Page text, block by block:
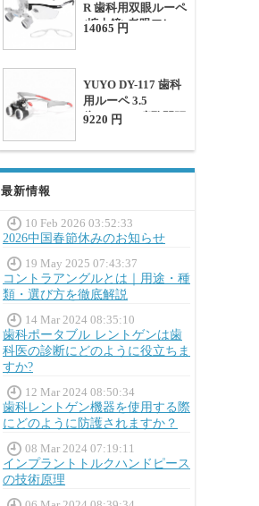
R 歯科用双眼ルーペ
(拡大鏡) 老眼フレー
14065 円
YUYO DY-117 歯科
用ルーペ 3.5
倍-420mm 瞳孔間距
9220 円
最新情報
10 Feb 2026 03:52:33
2026中国春節休みのお知らせ
19 May 2025 07:43:37
コントラアングルとは｜用途・種
類・選び方を徹底解説
14 Mar 2024 08:35:10
歯科ポータブル レントゲンは歯
科医の診断にどのように役立ちま
すか?
12 Mar 2024 08:50:34
歯科レントゲン機器を使用する際
にどのように防護されますか？
08 Mar 2024 07:19:11
インプラントトルクハンドピース
の技術原理